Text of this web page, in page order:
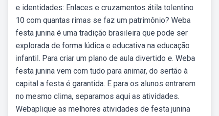
e identidades: Enlaces e cruzamentos átila tolentino
10 com quantas rimas se faz um patrimônio? Weba
festa junina é uma tradição brasileira que pode ser
explorada de forma lúdica e educativa na educação
infantil. Para criar um plano de aula divertido e. Weba
festa junina vem com tudo para animar, do sertão à
capital a festa é garantida. E para os alunos entrarem
no mesmo clima, separamos aqui as atividades.
Webaplique as melhores atividades de festa junina